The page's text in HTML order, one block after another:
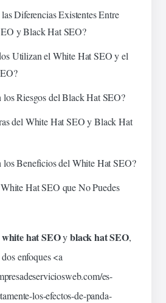
Diferencias Existentes Entre
y Black Hat SEO?
Utilizan el White Hat SEO y el
los Riesgos del Black Hat SEO?
del White Hat SEO y Black Hat
los Beneficios del White Hat SEO?
Hat SEO que No Puedes
white hat SEOyblack hat SEO,
enfoques <a
es-
los-efectos-de-panda-